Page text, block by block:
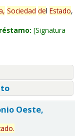
Sociedad del Estado,
Signatura
Oeste,
.